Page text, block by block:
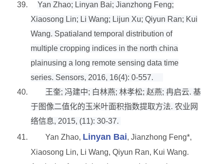
39.
Yan Zhao; Linyan Bai; Jianzhong Feng;
Xiaosong Lin; Li Wang; Lijun Xu; Qiyun Ran; Kui
Wang. Spatialand temporal distribution of
multiple cropping indices in the north china
plainusing a long remote sensing data time
series. Sensors, 2016, 16(4): 0-557.
40.
王奎; 冯建中; 白林燕; 林孝松; 赵燕; 冉启云. 基
于图像二值化的玉米叶面积指数提取方法.农业网
络信息, 2015, (11): 30-37.
41.
Yan Zhao, Linyan Bai, Jianzhong Feng*,
Xiaosong Lin, Li Wang, Qiyun Ran, Kui Wang.